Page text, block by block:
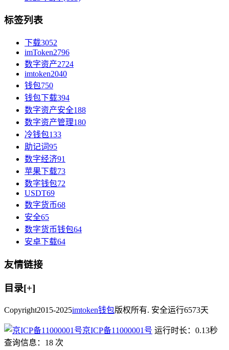
标签列表
下载3052
imToken2796
数字资产2724
imtoken2040
钱包750
钱包下载394
数字资产安全188
数字资产管理180
冷钱包133
助记词95
数字经济91
苹果下载73
数字钱包72
USDT69
数字货币68
安全65
数字货币钱包64
安卓下载64
友情链接
目录[+]
Copyright2015-2025imtoken钱包版权所有. 安全运行6573天
京ICP备11000001号 运行时长：0.13秒
查询信息：18 次